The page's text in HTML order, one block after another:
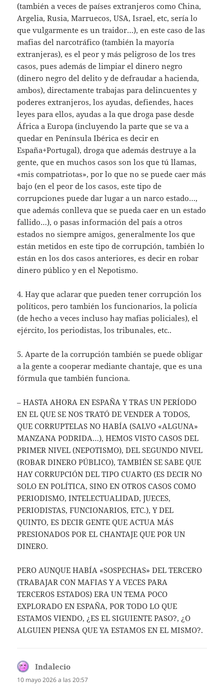
(también a veces de países extranjeros como China,
Argelia, Rusia, Marruecos, USA, Israel, etc, sería lo
que vulgarmente es un traidor…), en este caso de las
mafias del narcotráfico (también la mayoría
extranjeras), es el peor y más peligroso de los tres
casos, pues además de limpiar el dinero negro
(dinero negro del delito y de defraudar a hacienda,
ambos), directamente trabajas para delincuentes y
poderes extranjeros, los ayudas, defiendes, haces
leyes para ellos, ayudas a la que droga pase desde
África a Europa (incluyendo la parte que se va a
quedar en Península Ibérica es decir en
España+Portugal), droga que además destruye a la
gente, que en muchos casos son los que tú llamas,
«mis compatriotas», por lo que no se puede caer más
bajo (en el peor de los casos, este tipo de
corrupciones puede dar lugar a un narco estado…,
que además conlleva que se pueda caer en un estado
fallido…), o pasas información del país a otros
estados no siempre amigos, generalmente los que
están metidos en este tipo de corrupción, también lo
están en los dos casos anteriores, es decir en robar
dinero público y en el Nepotismo.
4. Hay que aclarar que pueden tener corrupción los
políticos, pero también los funcionarios, la policía
(de hecho a veces incluso hay mafias policiales), el
ejército, los periodistas, los tribunales, etc..
5. Aparte de la corrupción también se puede obligar
a la gente a cooperar mediante chantaje, que es una
fórmula que también funciona.
– HASTA AHORA EN ESPAÑA Y TRAS UN PERÍODO
EN EL QUE SE NOS TRATÓ DE VENDER A TODOS,
QUE CORRUPTELAS NO HABÍA (SALVO «ALGUNA»
MANZANA PODRIDA…), HEMOS VISTO CASOS DEL
PRIMER NIVEL (NEPOTISMO), DEL SEGUNDO NIVEL
(ROBAR DINERO PÚBLICO), TAMBIÉN SE SABE QUE
HAY CORRUPCIÓN DEL TIPO CUARTO (ES DECIR NO
SOLO EN POLÍTICA, SINO EN OTROS CASOS COMO
PERIODISMO, INTELECTUALIDAD, JUECES,
PERIODISTAS, FUNCIONARIOS, ETC.), Y DEL
QUINTO, ES DECIR GENTE QUE ACTUA MÁS
PRESIONADOS POR EL CHANTAJE QUE POR UN
DINERO.
PERO AUNQUE HABÍA «SOSPECHAS» DEL TERCERO
(TRABAJAR CON MAFIAS Y A VECES PARA
TERCEROS ESTADOS) ERA UN TEMA POCO
EXPLORADO EN ESPAÑA, POR TODO LO QUE
ESTAMOS VIENDO, ¿ES EL SIGUIENTE PASO?, ¿O
ALGUIEN PIENSA QUE YA ESTAMOS EN EL MISMO?.
Indalecio
10 mayo 2026 a las 20:57